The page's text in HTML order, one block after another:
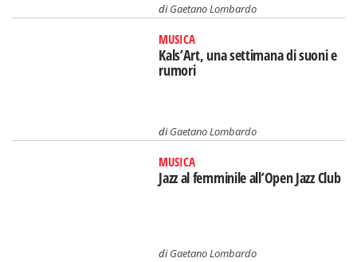
diGaetano Lombardo
MUSICA
Kals’Art, una settimana di suoni e
rumori
diGaetano Lombardo
MUSICA
Jazz al femminile all’Open Jazz Club
diGaetano Lombardo